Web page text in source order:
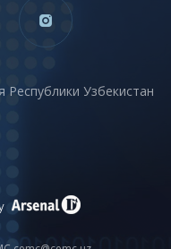
Республики Узбекистан